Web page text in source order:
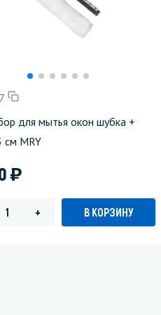
для мытья окон шубка +
см MRY
)
+ В КОРЗИНУ